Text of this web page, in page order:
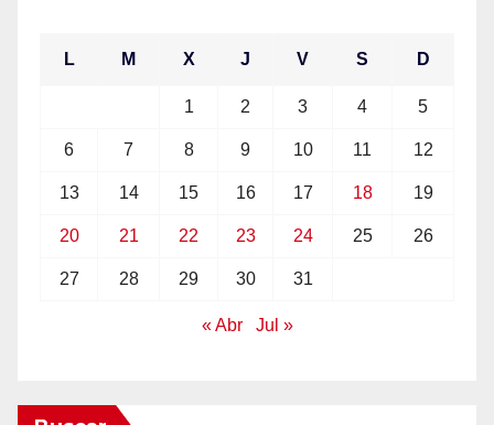
L M X J V S D
1 2 3 4 5
6 7 8 9 10 11 12
13 14 15 16 17 18 19
20 21 22 23 24 25 26
27 28 29 30 31
« Abr Jul »